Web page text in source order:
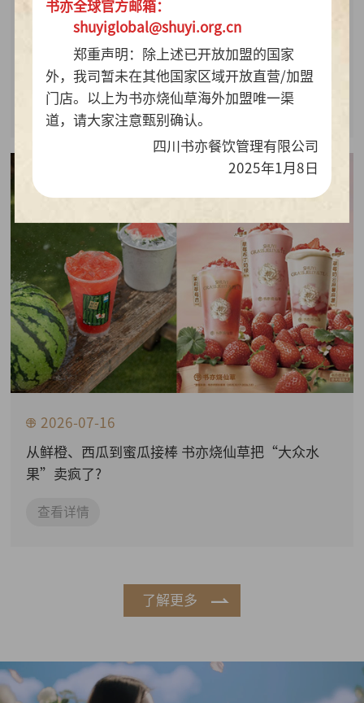
2026-07-28
质价比持续热销
查看详情
2026-07-16
从鲜橙、西瓜到蜜瓜接棒 书亦烧仙草把“大众水
果”卖疯了?
查看详情
了解更多
书亦全球官方邮箱：
shuyiglobal@shuyi.org.cn
郑重声明：除上述已开放加盟的国家
外，我司暂未在其他国家区域开放直营/加盟
门店。以上为书亦烧仙草海外加盟唯一渠
道，请大家注意甄别确认。
四川书亦餐饮管理有限公司
2025年1月8日